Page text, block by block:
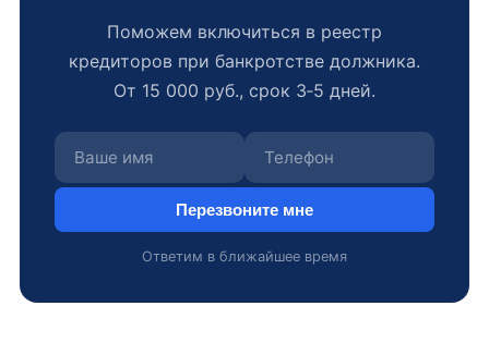
Поможем включиться в реестр
кредиторов при банкротстве должника.
От 15 000 руб., срок 3‑5 дней.
Перезвоните мне
Ответим в ближайшее время